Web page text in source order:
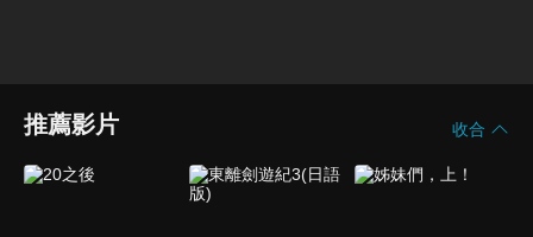
推薦影片 收合